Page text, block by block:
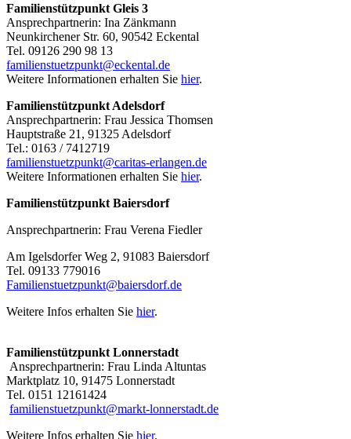
Familienstützpunkt Gleis 3
Ansprechpartnerin: Ina Zänkmann
Neunkirchener Str. 60, 90542 Eckental
Tel. 09126 290 98 13
familienstuetzpunkt@eckental.de
Weitere Informationen erhalten Sie hier.
Familienstützpunkt Adelsdorf
Ansprechpartnerin: Frau Jessica Thomsen
Hauptstraße 21, 91325 Adelsdorf
Tel.: 0163 / 7412719
familienstuetzpunkt@caritas-erlangen.de
Weitere Informationen erhalten Sie hier.
Familienstützpunkt Baiersdorf
Ansprechpartnerin: Frau Verena Fiedler
Am Igelsdorfer Weg 2, 91083 Baiersdorf
Tel. 09133 779016
Familienstuetzpunkt@baiersdorf.de
Weitere Infos erhalten Sie hier.
Familienstützpunkt Lonnerstadt
Ansprechpartnerin: Frau Linda Altuntas
Marktplatz 10, 91475 Lonnerstadt
Tel. 0151 12161424
familienstuetzpunkt@markt-lonnerstadt.de
Weitere Infos erhalten Sie hier.